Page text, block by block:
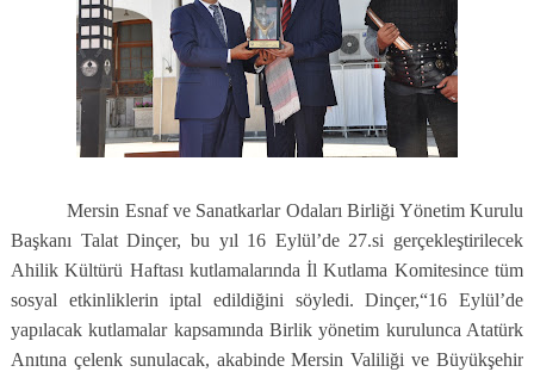
Mersin Esnaf ve Sanatkarlar Odaları Birliği Yönetim Kurulu
Başkanı Talat Dinçer, bu yıl 16 Eylül’de 27.si gerçekleştirilecek
Ahilik Kültürü Haftası kutlamalarında İl Kutlama Komitesince tüm
sosyal etkinliklerin iptal edildiğini söyledi. Dinçer,“16 Eylül’de
yapılacak kutlamalar kapsamında Birlik yönetim kurulunca Atatürk
Anıtına çelenk sunulacak, akabinde Mersin Valiliği ve Büyükşehir